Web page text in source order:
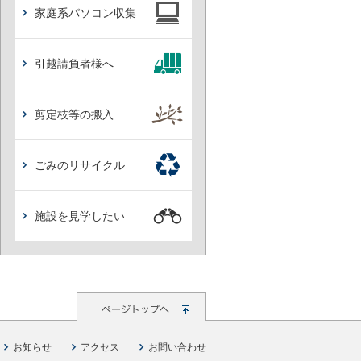
家庭系パソコン収集
引越請負者様へ
剪定枝等の搬入
ごみのリサイクル
施設を見学したい
お知らせ アクセス お問い合わせ